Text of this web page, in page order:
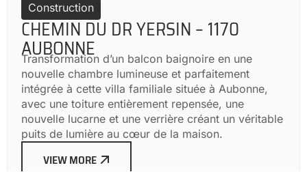
Construction
CHEMIN DU DR YERSIN – 1170
AUBONNE
Transformation d’un balcon baignoire en une
nouvelle chambre lumineuse et parfaitement
intégrée à cette villa familiale située à Aubonne,
avec une toiture entièrement repensée, une
nouvelle lucarne et une verrière créant un véritable
puits de lumière au cœur de la maison.
VIEW MORE